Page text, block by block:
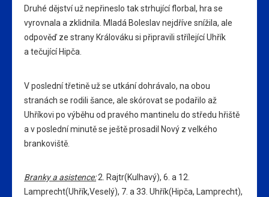
Druhé dějství už nepřineslo tak strhující florbal, hra se
vyrovnala a zklidnila. Mladá Boleslav nejdříve snížila, ale
odpověď ze strany Králováku si připravili střílející Uhřík
a tečující Hipča.
V poslední třetině už se utkání dohrávalo, na obou
stranách se rodili šance, ale skórovat se podařilo až
Uhříkovi po výběhu od pravého mantinelu do středu hřiště
a v poslední minutě se ještě prosadil Nový z velkého
brankoviště.
Branky a asistence:2. Rajtr(Kulhavý), 6. a 12.
Lamprecht(Uhřík,Veselý), 7. a 33. Uhřík(Hipča, Lamprecht),